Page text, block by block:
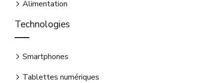
Alimentation
Technologies
Smartphones
Tablettes numériques